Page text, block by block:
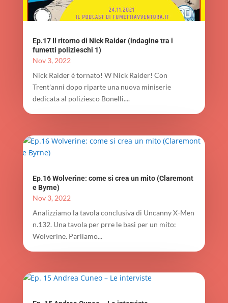
Ep.17 Il ritorno di Nick Raider (indagine tra i
fumetti polizieschi 1)
Nov 3, 2022
Nick Raider è tornato! W Nick Raider! Con
Trent'anni dopo riparte una nuova miniserie
dedicata al poliziesco Bonelli....
Ep.16 Wolverine: come si crea un mito (Claremont
e Byrne)
Nov 3, 2022
Analizziamo la tavola conclusiva di Uncanny X-Men
n.132. Una tavola per prre le basi per un mito:
Wolverine. Parliamo...